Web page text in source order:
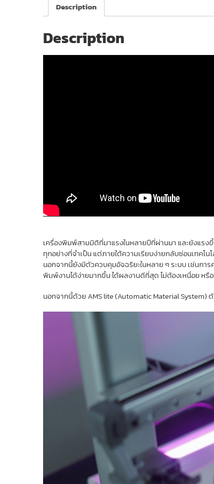
Description
Description
เครื่องพิมพ์สามมิติที่มาแรงในหลายปีที่ผ่านมา และยังแรง
ทุกอย่างที่จำเป็น แต่ภายใต้ความเรียบง่ายกลับซ่อนเทค
นอกจากนี้ยังมีตัวควบคุมอัจฉริยะในหลาย ๆ ระบบ เช่นก
พิมพ์งานได้ง่ายมากขึ้น ได้ผลงานดีที่สุด ไม่ต้องเหนื่อย หรื
นอกจากนี้ด้วย AMS lite (Automatic Material